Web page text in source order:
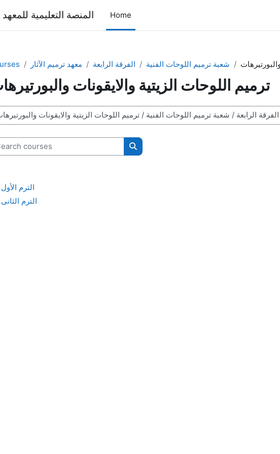
المنصة التعليمية Home
معهد ترميم الآثار الفرقة الرابعة شعبة ترميم اللوحات الفنية
ترميم اللوحات الزيتية والايقونات
categories
courses
Search courses
الترم الأول
الترم الثانى